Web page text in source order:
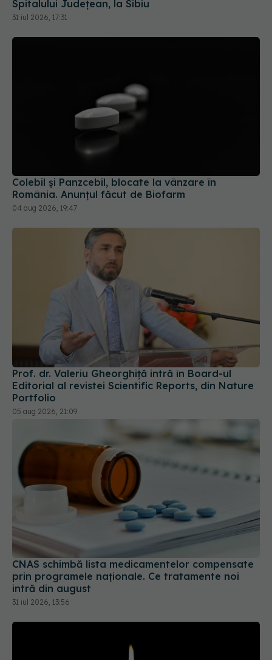
România. Anunțul făcut de Biofarm
Prof. dr. Valeriu Gheorghiță intră în Board-ul
Editorial al revistei Scientific Reports, din Nature
Portfolio
05 aug 2026, 21:09
CNAS schimbă lista medicamentelor compensate
prin programele naționale. Ce tratamente noi
intră din august
31 iul 2026, 13:56